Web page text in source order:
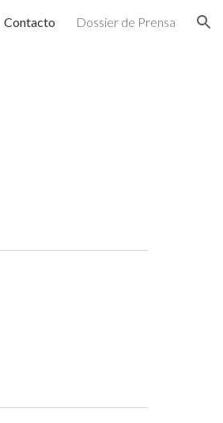
Contacto Dossier de Prensa